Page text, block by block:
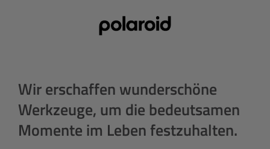
Wir erschaffen wunderschöne
Werkzeuge, um die bedeutsamen
Momente im Leben festzuhalten.